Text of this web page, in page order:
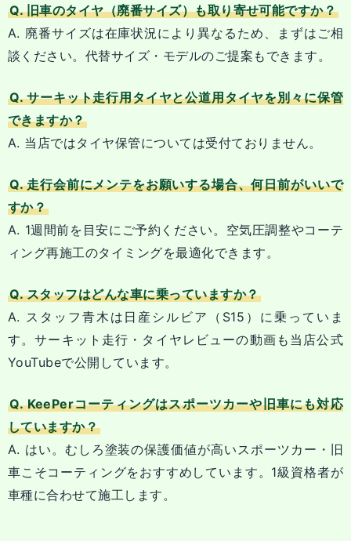
Q. 旧車のタイヤ（廃番サイズ）も取り寄せ可能ですか？
A. 廃番サイズは在庫状況により異なるため、まずはご相
談ください。代替サイズ・モデルのご提案もできます。
Q. サーキット走行用タイヤと公道用タイヤを別々に保管
できますか？
A. 当店ではタイヤ保管については受付ておりません。
Q. 走行会前にメンテをお願いする場合、何日前がいいで
すか？
A. 1週間前を目安にご予約ください。空気圧調整やコーテ
ィング再施工のタイミングを最適化できます。
Q. スタッフはどんな車に乗っていますか？
A. スタッフ青木は日産シルビア（S15）に乗っていま
す。サーキット走行・タイヤレビューの動画も当店公式
YouTubeで公開しています。
Q. KeePerコーティングはスポーツカーや旧車にも対応
していますか？
A. はい。むしろ塗装の保護価値が高いスポーツカー・旧
車こそコーティングをおすすめしています。1級資格者が
車種に合わせて施工します。